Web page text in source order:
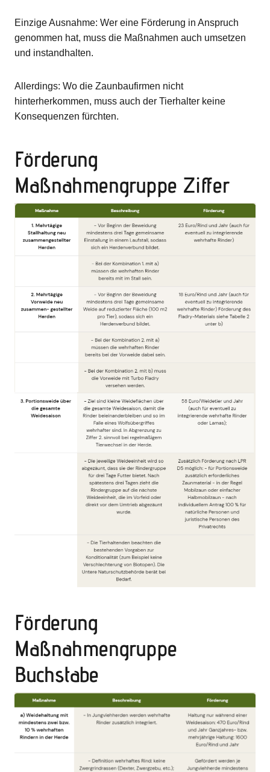
Einzige Ausnahme: Wer eine Förderung in Anspruch
genommen hat, muss die Maßnahmen auch umsetzen
und instandhalten.
Allerdings: Wo die Zaunbaufirmen nicht
hinterherkommen, muss auch der Tierhalter keine
Konsequenzen fürchten.
Förderung
Maßnahmengruppe Ziffer
Förderung
Maßnahmengruppe
Buchstabe